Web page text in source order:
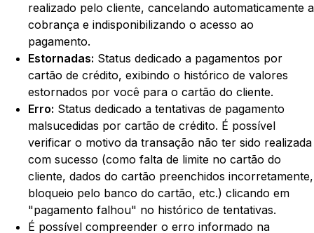
realizado pelo cliente, cancelando automaticamente a
cobrança e indisponibilizando o acesso ao
pagamento.
Estornadas: Status dedicado a pagamentos por
cartão de crédito, exibindo o histórico de valores
estornados por você para o cartão do cliente.
Erro: Status dedicado a tentativas de pagamento
malsucedidas por cartão de crédito. É possível
verificar o motivo da transação não ter sido realizada
com sucesso (como falta de limite no cartão do
cliente, dados do cartão preenchidos incorretamente,
bloqueio pelo banco do cartão, etc.) clicando em
"pagamento falhou" no histórico de tentativas.
É possível compreender o erro informado na